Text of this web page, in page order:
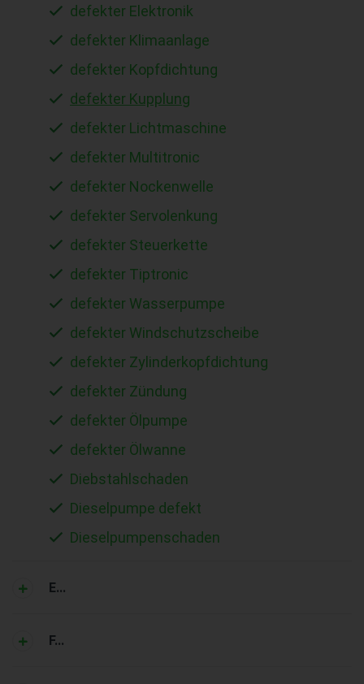
defekter Elektronik
defekter Klimaanlage
defekter Kopfdichtung
defekter Kupplung
defekter Lichtmaschine
defekter Multitronic
defekter Nockenwelle
defekter Servolenkung
defekter Steuerkette
defekter Tiptronic
defekter Wasserpumpe
defekter Windschutzscheibe
defekter Zylinderkopfdichtung
defekter Zündung
defekter Ölpumpe
defekter Ölwanne
Diebstahlschaden
Dieselpumpe defekt
Dieselpumpenschaden
E...
F...